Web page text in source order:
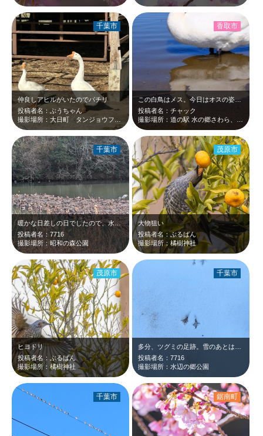
仲良しアヒルがいたのでパチリ
投稿者名：ぶうちゃん
千葉市
この白鳥はメス。今日はオスの姿は見当たらず。地元の人の話では、毎年4月に6〜8…
投稿者名：チャック
香取市
暖かな日差しの日でしたので、水辺の鳥たちもノンビリ過ごしています。
投稿者名：7716
撮影場所：昭和の森公園
千葉市
大物狙い
投稿者名：ぶるばん
撮影場所：橘樹神社
茂原市
ヒヨドリ
投稿者名：ぶるばん
撮影場所：橘樹神社
茂原市
投稿者名：7716
撮影場所：水辺の郷公園
千葉市
千葉市 鋸南町